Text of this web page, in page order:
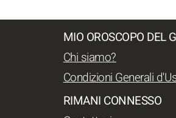
MIO OROSCOPO DEL
Chi siamo?
Condizioni Generali
RIMANI CONNESSO